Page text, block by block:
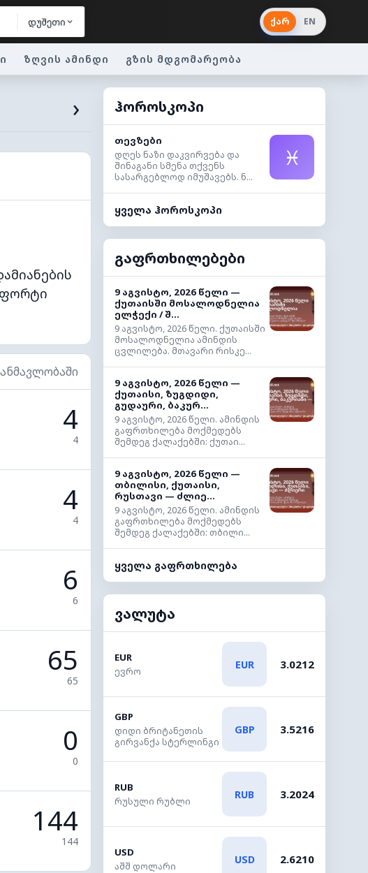
დუშეთი ქარ EN
ზღვის ამინდი გზის მდგომარეობა
›
4
4
4
4
6
6
65
65
0
0
144
144
ჰოროსკოპი
თევზები
დღეს ნაზი დაკვირვება და
შინაგანი სმენა თქვენს
სასარგებლოდ იმუშავებს. ნ...
♓
ყველა ჰოროსკოპი
გაფრთხილებები
9 აგვისტო, 2026 წელი —
ქუთაისში მოსალოდნელია
ელჭექი / შ...
9 აგვისტო, 2026 წელი. ქუთაისში
მოსალოდნელია ამინდის
ცვლილება. მთავარი რისკე...
9 აგვისტო, 2026 წელი —
ქუთაისი, ზუგდიდი,
გუდაური, ბაკურ...
9 აგვისტო, 2026 წელი. ამინდის
გაფრთხილება მოქმედებს
შემდეგ ქალაქებში: ქუთაი...
9 აგვისტო, 2026 წელი —
თბილისი, ქუთაისი,
რუსთავი — ძლიე...
9 აგვისტო, 2026 წელი. ამინდის
გაფრთხილება მოქმედებს
შემდეგ ქალაქებში: თბილი...
ყველა გაფრთხილება
ვალუტა
EUR
ევრო
EUR 3.0212
GBP
დიდი ბრიტანეთის
გირვანქა სტერლინგი
GBP 3.5216
RUB
რუსული რუბლი
RUB 3.2024
USD
აშშ დოლარი
USD 2.6210